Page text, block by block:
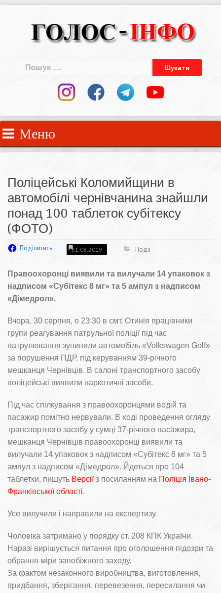
Пошук:
Меню
Поліцейські Коломийщини в
автомобілі чернівчанина знайшли
понад 100 таблеток субітексу
(ФОТО)
Поділитись 31.08.2019 Події
Правоохоронці виявили та вилучали 14 упаковок з
надписом «Субітекс 8 мг» та 5 ампул з надписом
«Дімедрол».
Вчора, 30 серпня, о 23:30 в смт. Отинія працівники
групи реагування патрульної поліції під час
патрулювання зупинили автомобіль «Volkswagen Golf»
за порушення ПДР, під керуванням 39-річного
мешканця Чернівців. В салоні транспортного засобу
поліцейські виявили наркотичні засоби.
Під час спілкування з правоохоронцями водій та
пасажир помітно нервували. В ході проведення огляду
транспортного засобу у сумці 37-річного пасажира,
мешканця Чернівців правоохоронці виявили та
вилучали 14 упаковок з надписом «Субітекс 8 мг» та 5
ампул з надписом «Дімедрол». Йдеться про 104
таблетки, пишуть Версіїз посиланням на Поліція Івано-
Франківської області.
Усе вилучили і направили на експертизу.
Чоловіка затримано у порядку ст. 208 КПК України.
Наразі вирішується питання про оголошення підозри та
обрання міри запобіжного заходу.
За фактом незаконного виробництва, виготовлення,
придбання, зберігання, перевезення, пересилання чи